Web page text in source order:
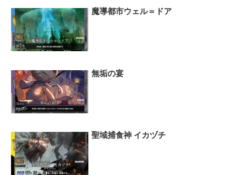
魔導都市ウェル＝ドア
無垢の宴
聖域捕食神 イカヅチ